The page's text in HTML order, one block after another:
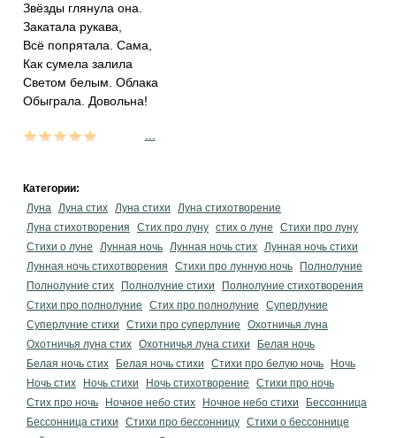
Звёзды глянула она.
Закатала рукава,
Всё попрятала. Сама,
Как сумела залила
Cветом белым. Облака
Обыграла. Довольна!
Категории:
Луна Луна стих Луна стихи
Луна стихотворение
Луна стихотворения
Стих про луну стих о луне
Стихи про луну
Стихи о луне
Лунная ночь Лунная ночь стих Лунная ночь стихи
Лунная ночь стихотворения
Стихи про лунную ночь
Полнолуние
Полнолуние стих
Полнолуние стихи
Полнолуние стихотворения
Стихи про полнолуние
Стих про полнолуние
Суперлуние
Суперлуние стихи
Стихи про суперлуние
Охотничья луна
Охотничья луна стих Охотничья луна стихи
Белая ночь
Белая ночь стих
Белая ночь стихи Стихи про белую ночь
Ночь
Ночь стих
Ночь стихи Ночь стихотворение
Стихи про ночь
Стих про ночь
Ночное небо стих Ночное небо стихи
Бессонница
Бессонница стихи
Стихи про бессонницу Стихи о бессоннице